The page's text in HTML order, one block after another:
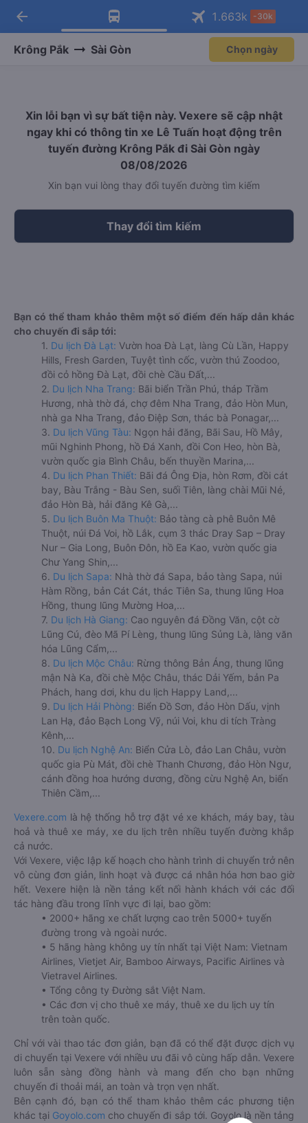
Tải app Vexere ngay!
Nhận ưu đãi thành viên độc
Mở app
Tải app Vexere
-30k/ghế khi đặt vé máy bay qua
Mở app
arrow_back 1.663k -30k
Krông Pắk Sài Gòn Chọn ngày
Xin lỗi bạn vì sự bất tiện này. Vexere sẽ cập nhật
ngay khi có thông tin xe Lê Tuấn hoạt động trên
tuyến đường Krông Pắk đi Sài Gòn ngày
08/08/2026
Xin bạn vui lòng thay đổi tuyến đường tìm kiếm
Thay đổi tìm kiếm
Bạn có thể tham khảo thêm một số điểm đến hấp dẫn khác
cho chuyến đi sắp tới:
1. Du lịch Đà Lạt: Vườn hoa Đà Lạt, làng Cù Lần, Happy
Hills, Fresh Garden, Tuyệt tình cốc, vườn thú Zoodoo,
đồi cỏ hồng Đà Lạt, đồi chè Cầu Đất,...
2. Du lịch Nha Trang: Bãi biển Trần Phú, tháp Trầm
Hương, nhà thờ đá, chợ đêm Nha Trang, đảo Hòn Mun,
nhà ga Nha Trang, đảo Điệp Sơn, thác bà Ponagar,...
3. Du lịch Vũng Tàu: Ngọn hải đăng, Bãi Sau, Hồ Mây,
mũi Nghinh Phong, hồ Đá Xanh, đồi Con Heo, hòn Bà,
vườn quốc gia Bình Châu, bến thuyền Marina,...
4. Du lịch Phan Thiết: Bãi đá Ông Địa, hòn Rơm, đồi cát
bay, Bàu Trắng - Bàu Sen, suối Tiên, làng chài Mũi Né,
đảo Hòn Bà, hải đăng Kê Gà,...
5. Du lịch Buôn Ma Thuột: Bảo tàng cà phê Buôn Mê
Thuột, núi Đá Voi, hồ Lắk, cụm 3 thác Dray Sap – Dray
Nur – Gia Long, Buôn Đôn, hồ Ea Kao, vườn quốc gia
Chư Yang Shin,...
6. Du lịch Sapa: Nhà thờ đá Sapa, bảo tàng Sapa, núi
Hàm Rồng, bản Cát Cát, thác Tiên Sa, thung lũng Hoa
Hồng, thung lũng Mường Hoa,...
7. Du lịch Hà Giang: Cao nguyên đá Đồng Văn, cột cờ
Lũng Cú, đèo Mã Pí Lèng, thung lũng Sủng Là, làng văn
hóa Lũng Cẩm,...
8. Du lịch Mộc Châu: Rừng thông Bản Áng, thung lũng
mận Nà Ka, đồi chè Mộc Châu, thác Dải Yếm, bản Pa
Phách, hang dơi, khu du lịch Happy Land,...
9. Du lịch Hải Phòng: Biển Đồ Sơn, đảo Hòn Dấu, vịnh
Lan Hạ, đảo Bạch Long Vỹ, núi Voi, khu di tích Tràng
Kênh,...
10. Du lịch Nghệ An: Biển Cửa Lò, đảo Lan Châu, vườn
quốc gia Pù Mát, đồi chè Thanh Chương, đảo Hòn Ngư,
cánh đồng hoa hướng dương, đồng cừu Nghệ An, biển
Thiên Cầm,...
Vexere.com là hệ thống hỗ trợ đặt vé xe khách, máy bay, tàu
hoả và thuê xe máy, xe du lịch trên nhiều tuyến đường khắp
cả nước.
Với Vexere, việc lập kế hoạch cho hành trình di chuyển trở nên
vô cùng đơn giản, linh hoạt và được cá nhân hóa hơn bao giờ
hết. Vexere hiện là nền tảng kết nối hành khách với các đối
tác hàng đầu trong lĩnh vực đi lại, bao gồm:
• 2000+ hãng xe chất lượng cao trên 5000+ tuyến
đường trong và ngoài nước.
• 5 hãng hàng không uy tín nhất tại Việt Nam: Vietnam
Airlines, Vietjet Air, Bamboo Airways, Pacific Airlines và
Vietravel Airlines.
• Tổng công ty Đường sắt Việt Nam.
• Các đơn vị cho thuê xe máy, thuê xe du lịch uy tín
trên toàn quốc.
Chỉ với vài thao tác đơn giản, bạn đã có thể đặt được dịch vụ
di chuyển tại Vexere với nhiều ưu đãi vô cùng hấp dẫn. Vexere
luôn sẵn sàng đồng hành và mang đến cho bạn những
chuyến đi thoải mái, an toàn và trọn vẹn nhất.
Bên cạnh đó, bạn có thể tham khảo thêm các phương tiện
khác tại Goyolo.com cho chuyến đi sắp tới. Goyolo là nền tảng